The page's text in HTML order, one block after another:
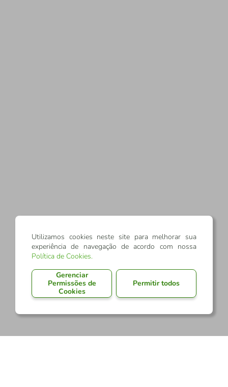
Utilizamos cookies neste site para melhorar sua
experiência de navegação de acordo com nossa
Política de Cookies.
Gerenciar
Permissões de
Cookies
Permitir todos